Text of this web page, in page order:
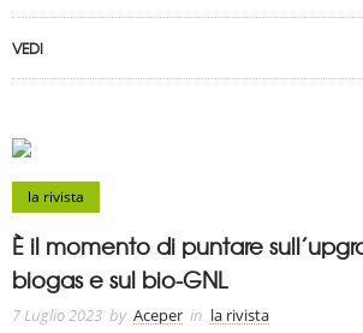
VEDI
la rivista
È il momento di puntare
biogas e sul bio-GNL
7 Luglio 2023 by Aceper in la rivista